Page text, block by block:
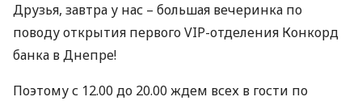
Друзья, завтра у нас – большая вечеринка по
поводу открытия первогоVIP-отделения Конкорд
банка в Днепре!
Поэтому с 12.00 до 20.00 ждем всех в гости по